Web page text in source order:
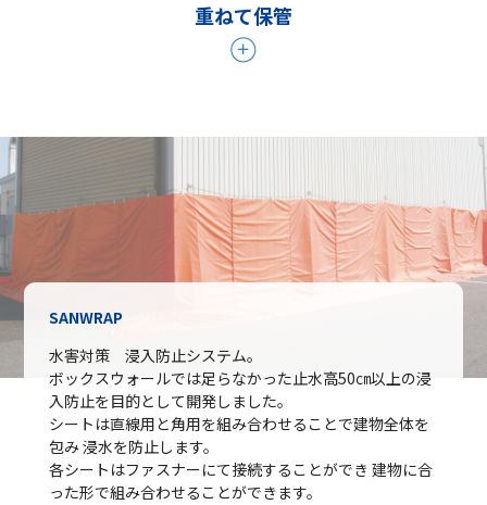
重ねて保管
SANWRAP
水害対策 浸入防止システム。
ボックスウォールでは足らなかった止水高50㎝以上の浸
入防止を目的として開発しました。
シートは直線用と角用を組み合わせることで建物全体を
包み 浸水を防止します。
各シートはファスナーにて接続することができ 建物に合
った形で組み合わせることができます。